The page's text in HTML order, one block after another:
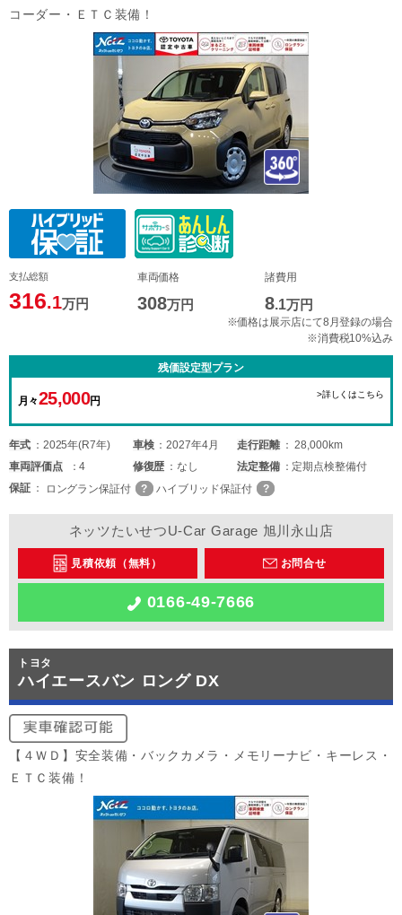
コーダー・ＥＴＣ装備！
支払総額
316.1万円
車両価格
308万円
諸費用
8.1万円
※価格は展示店にて8月登録の場合
※消費税10%込み
残価設定型プラン
月々25,000円
>詳しくはこちら
年式 2025年(R7年) 車検 2027年4月 走行距離
28,000km
車両評価点 4 修復歴 なし 法定整備
定期点検整備付
保証
ロングラン保証付 ハイブリッド保証付
ネッツたいせつU-Car Garage 旭川永山店
見積依頼（無料） お問合せ
0166-49-7666
トヨタ
ハイエースバン ロング DX
【４ＷＤ】安全装備・バックカメラ・メモリーナビ・キーレス・
ＥＴＣ装備！